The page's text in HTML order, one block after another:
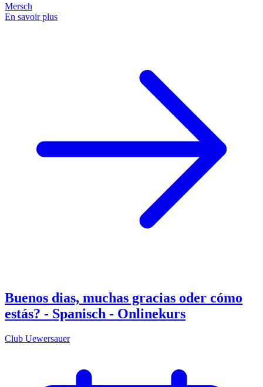
Mersch
En savoir plus
Buenos dias, muchas gracias oder cómo
estás? - Spanisch - Onlinekurs
Club Uewersauer